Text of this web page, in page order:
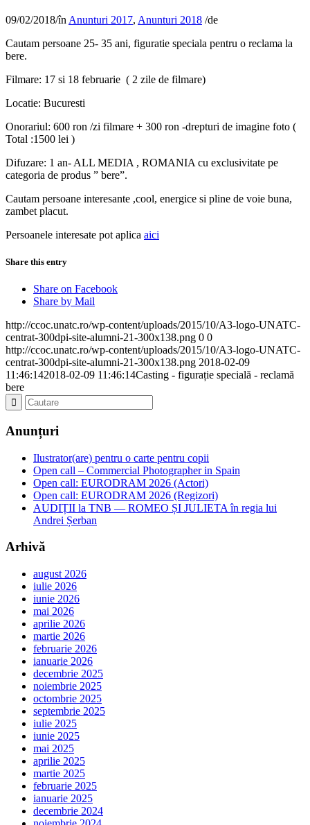
09/02/2018/în Anunturi 2017, Anunturi 2018 /de
Cautam persoane 25- 35 ani, figuratie speciala pentru o reclama la
bere.
Filmare: 17 si 18 februarie ( 2 zile de filmare)
Locatie: Bucuresti
Onorariul: 600 ron /zi filmare + 300 ron -drepturi de imagine foto (
Total :1500 lei )
Difuzare: 1 an- ALL MEDIA , ROMANIA cu exclusivitate pe
categoria de produs ” bere”.
Cautam persoane interesante ,cool, energice si pline de voie buna,
zambet placut.
Persoanele interesate pot aplica aici
Share this entry
Share on Facebook
Share by Mail
http://ccoc.unatc.ro/wp-content/uploads/2015/10/A3-logo-UNATC-
centrat-300dpi-site-alumni-21-300x138.png 0 0
http://ccoc.unatc.ro/wp-content/uploads/2015/10/A3-logo-UNATC-
centrat-300dpi-site-alumni-21-300x138.png 2018-02-09
11:46:142018-02-09 11:46:14Casting - figurație specială - reclamă
bere
Anunțuri
Ilustrator(are) pentru o carte pentru copii
Open call – Commercial Photographer in Spain
Open call: EURODRAM 2026 (Actori)
Open call: EURODRAM 2026 (Regizori)
AUDIȚII la TNB — ROMEO ȘI JULIETA în regia lui
Andrei Șerban
Arhivă
august 2026
iulie 2026
iunie 2026
mai 2026
aprilie 2026
martie 2026
februarie 2026
ianuarie 2026
decembrie 2025
noiembrie 2025
octombrie 2025
septembrie 2025
iulie 2025
iunie 2025
mai 2025
aprilie 2025
martie 2025
februarie 2025
ianuarie 2025
decembrie 2024